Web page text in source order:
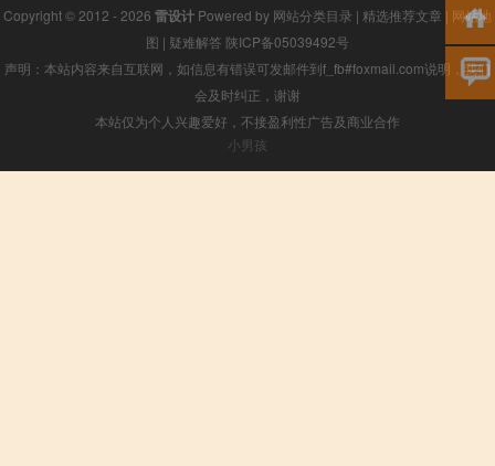
Copyright © 2012 - 2026 雷设计 Powered by 网站分类目录 | 精选推荐文章 | 网站地
图 | 疑难解答 陕ICP备05039492号
声明：本站内容来自互联网，如信息有错误可发邮件到f_fb#foxmail.com说明，我们
会及时纠正，谢谢
本站仅为个人兴趣爱好，不接盈利性广告及商业合作
小男孩